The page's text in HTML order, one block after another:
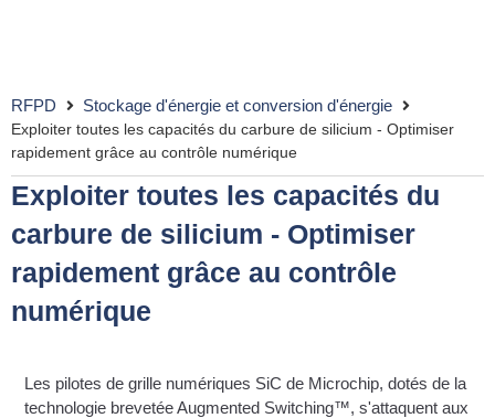
RFPD Stockage d'énergie et conversion d'énergie
Exploiter toutes les capacités du carbure de silicium - Optimiser
rapidement grâce au contrôle numérique
Exploiter toutes les capacités du
carbure de silicium - Optimiser
rapidement grâce au contrôle
numérique
Les pilotes de grille numériques SiC de Microchip, dotés de la
technologie brevetée Augmented Switching™, s'attaquent aux